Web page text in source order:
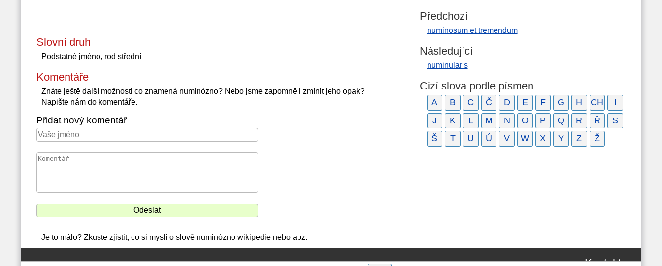
Slovní druh
Podstatné jméno, rod střední
Komentáře
Znáte ještě další možnosti co znamená numinózno? Nebo jsme zapomněli zmínit jeho opak?
Napište nám do komentáře.
Přidat nový komentář
Je to málo? Zkuste zjistit, co si myslí o slově numinózno wikipedie nebo abz.
Předchozí
numinosum et tremendum
Následující
numinularis
Cizí slova podle písmen
A B C Č D E F G H CH
I
J
K L M N O P Q R Ř
S
Š
T U Ú V W X Y Z Ž
Kontakt